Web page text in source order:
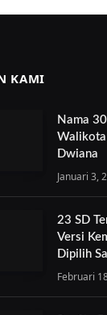
KAMI
Nama
Walikota
Dwiana
Januari 3,
23 SD
Versi
Dipilih
Februari